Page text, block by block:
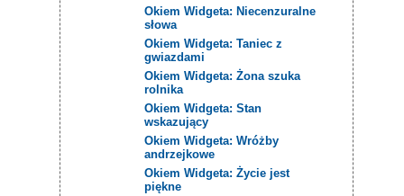
Okiem Widgeta: Niecenzuralne
słowa
Okiem Widgeta: Taniec z
gwiazdami
Okiem Widgeta: Żona szuka
rolnika
Okiem Widgeta: Stan
wskazujący
Okiem Widgeta: Wróżby
andrzejkowe
Okiem Widgeta: Życie jest
piękne